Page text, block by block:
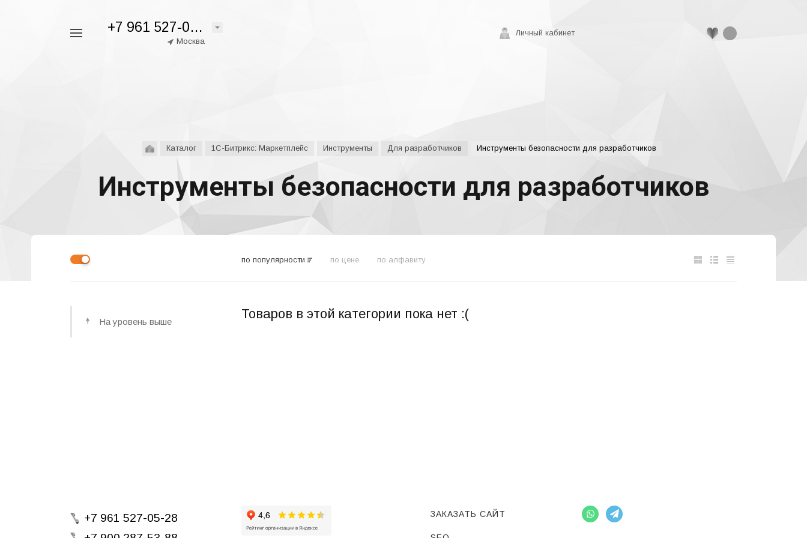
+7 961 527-05-28
Москва
Личный кабинет
Каталог 1С-Битрикс: Маркетплейс Инструменты Для разработчиков Инструменты безопасности для разработчиков
Инструменты безопасности для разработчиков
по популярности по цене по алфавиту
На уровень выше
Товаров в этой категории пока нет :(
+7 961 527-05-28
ЗАКАЗАТЬ САЙТ